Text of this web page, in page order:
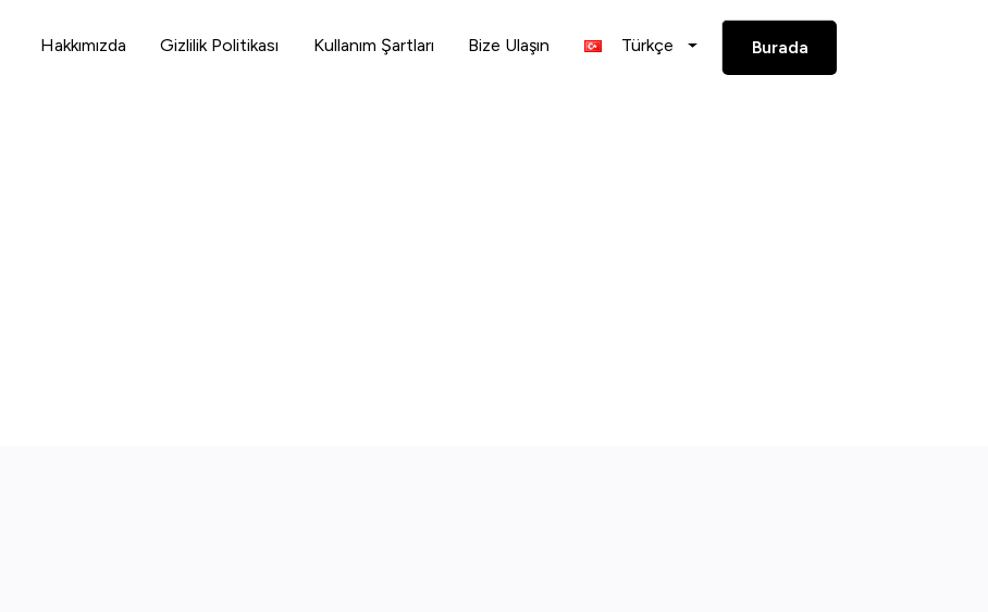
Hakkımızda Gizlilik Politikası Kullanım Şartları Bize Ulaşın Türkçe Burada